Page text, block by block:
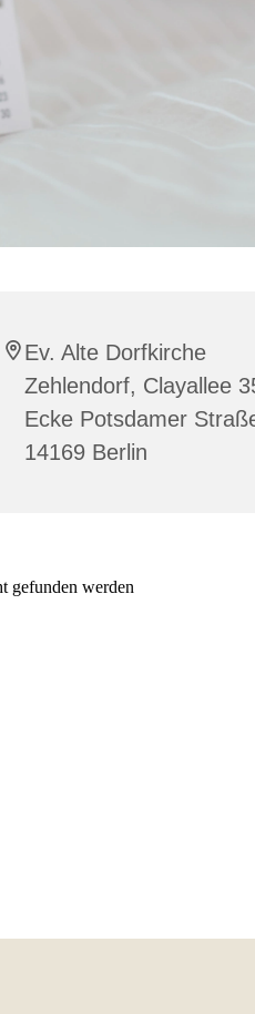
Ev. Alte Dorfkirche
Zehlendorf, Clayallee
Ecke Potsdamer
14169 Berlin